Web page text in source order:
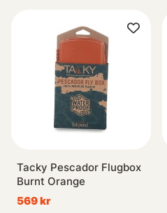
Tacky Pescador Flugbox
Burnt Orange
569 kr